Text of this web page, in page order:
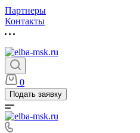
Партнеры
Контакты
0
Подать заявку